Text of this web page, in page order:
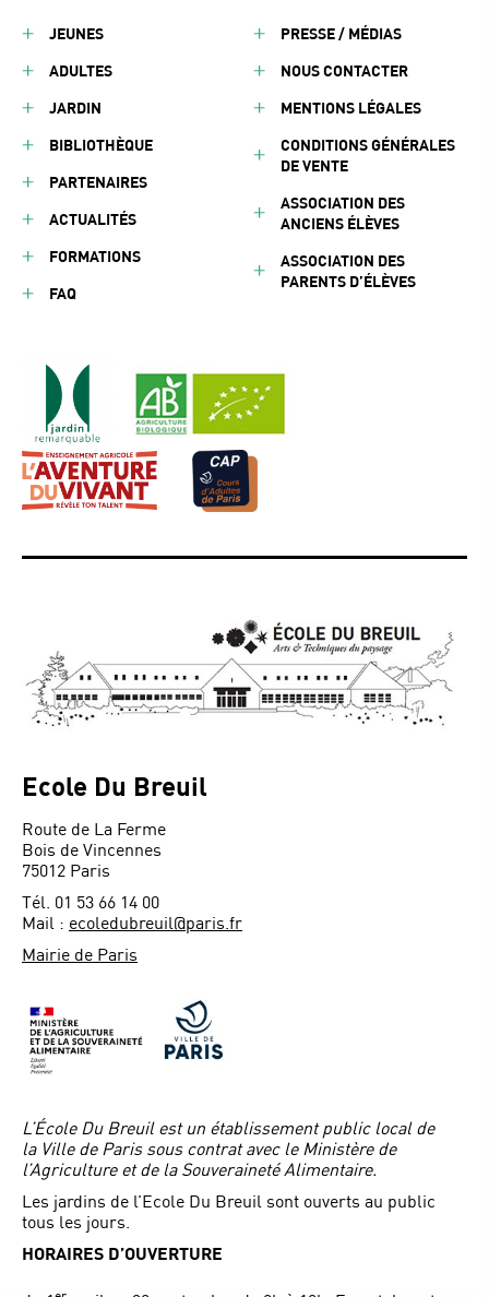
JEUNES
ADULTES
JARDIN
BIBLIOTHÈQUE
PARTENAIRES
ACTUALITÉS
FORMATIONS
FAQ
PRESSE / MÉDIAS
NOUS CONTACTER
MENTIONS LÉGALES
CONDITIONS GÉNÉRALES
DE VENTE
ASSOCIATION DES
ANCIENS ÉLÈVES
ASSOCIATION DES
PARENTS D’ÉLÈVES
Ecole Du Breuil
Route de La Ferme
Bois de Vincennes
75012 Paris
Tél. 01 53 66 14 00
Mail : ecoledubreuil@paris.fr
Mairie de Paris
L’École Du Breuil est un établissement public local de
la Ville de Paris sous contrat avec le Ministère de
l’Agriculture et de la Souveraineté Alimentaire.
Les jardins de l’Ecole Du Breuil sont ouverts au public
tous les jours.
HORAIRES D’OUVERTURE